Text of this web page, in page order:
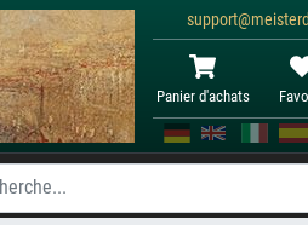
Panier d'achats